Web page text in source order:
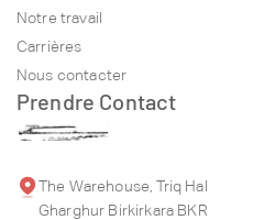
Notre travail
Carrières
Nous contacter
Prendre Contact
The Warehouse, Triq Hal
Gharghur Birkirkara BKR